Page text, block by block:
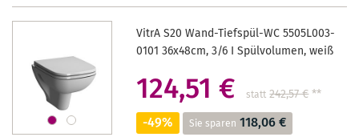
VitrA S20 Wand-Tiefspül-WC 5505L003-
0101 36x48cm, 3/6 I Spülvolumen, weiß
124,51 € statt 242,57 €**
-49% Sie sparen 118,06 €